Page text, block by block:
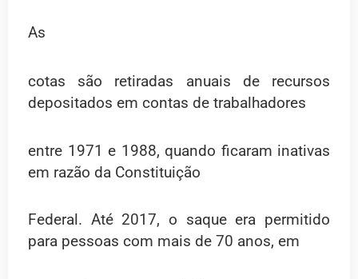
As
cotas são retiradas anuais de recursos
depositados em contas de trabalhadores
entre 1971 e 1988, quando ficaram inativas
em razão da Constituição
Federal. Até 2017, o saque era permitido
para pessoas com mais de 70 anos, em